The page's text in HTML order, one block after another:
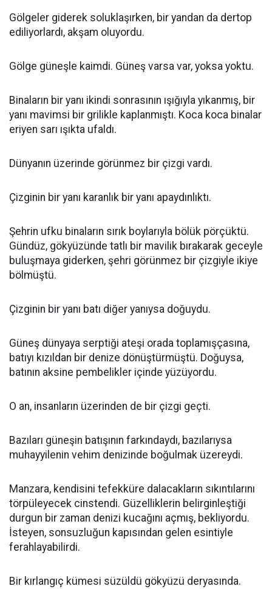
Gölgeler giderek soluklaşırken, bir yandan da dertop
ediliyorlardı, akşam oluyordu.
Gölge güneşle kaimdi. Güneş varsa var, yoksa yoktu.
Binaların bir yanı ikindi sonrasının ışığıyla yıkanmış, bir
yanı mavimsi bir grilikle kaplanmıştı. Koca koca binalar
eriyen sarı ışıkta ufaldı.
Dünyanın üzerinde görünmez bir çizgi vardı.
Çizginin bir yanı karanlık bir yanı apaydınlıktı.
Şehrin ufku binaların sırık boylarıyla bölük pörçüktü.
Gündüz, gökyüzünde tatlı bir mavilik bırakarak geceyle
buluşmaya giderken, şehri görünmez bir çizgiyle ikiye
bölmüştü.
Çizginin bir yanı batı diğer yanıysa doğuydu.
Güneş dünyaya serptiği ateşi orada toplamışçasına,
batıyı kızıldan bir denize dönüştürmüştü. Doğuysa,
batının aksine pembelikler içinde yüzüyordu.
O an, insanların üzerinden de bir çizgi geçti.
Bazıları güneşin batışının farkındaydı, bazılarıysa
muhayyilenin vehim denizinde boğulmak üzereydi.
Manzara, kendisini tefekküre dalacakların sıkıntılarını
törpüleyecek cinstendi. Güzelliklerin belirginleştiği
durgun bir zaman denizi kucağını açmış, bekliyordu.
İsteyen, sonsuzluğun kapısından gelen esintiyle
ferahlayabilirdi.
Bir kırlangıç kümesi süzüldü gökyüzü deryasında.